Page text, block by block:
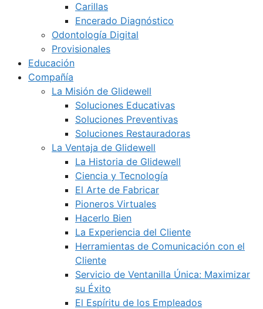
Carillas
Encerado Diagnóstico
Odontología Digital
Provisionales
Educación
Compañía
La Misión de Glidewell
Soluciones Educativas
Soluciones Preventivas
Soluciones Restauradoras
La Ventaja de Glidewell
La Historia de Glidewell
Ciencia y Tecnología
El Arte de Fabricar
Pioneros Virtuales
Hacerlo Bien
La Experiencia del Cliente
Herramientas de Comunicación con el
Cliente
Servicio de Ventanilla Única: Maximizar
su Éxito
El Espíritu de los Empleados